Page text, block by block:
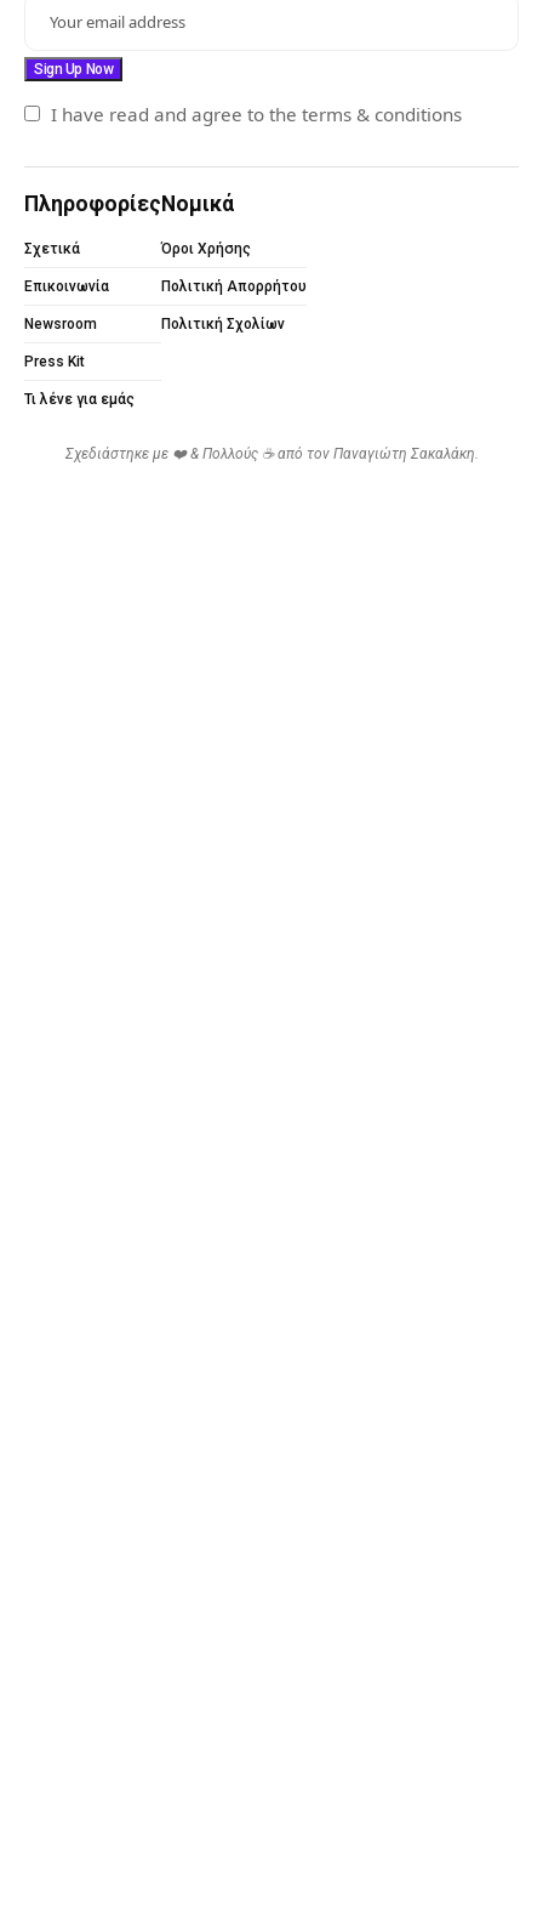
I have read and agree to the terms & conditions
Πληροφορίες
Σχετικά
Επικοινωνία
Newsroom
Press Kit
Τι λένε για εμάς
Νομικά
Όροι Χρήσης
Πολιτική Απορρήτου
Πολιτική Σχολίων
Σχεδιάστηκε με ❤️ & Πολλούς ☕ από τον Παναγιώτη Σακαλάκη